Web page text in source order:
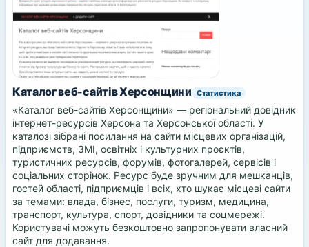
Каталог веб-сайтів Херсонщини Статистика
«Каталог веб-сайтів Херсонщини» — регіональний довідник
інтернет-ресурсів Херсона та Херсонської області. У
каталозі зібрані посилання на сайти місцевих організацій,
підприємств, ЗМІ, освітніх і культурних проєктів,
туристичних ресурсів, форумів, фотогалерей, сервісів і
соціальних сторінок. Ресурс буде зручним для мешканців,
гостей області, підприємців і всіх, хто шукає місцеві сайти
за темами: влада, бізнес, послуги, туризм, медицина,
транспорт, культура, спорт, довідники та соцмережі.
Користувачі можуть безкоштовно запропонувати власний
сайт для додавання.